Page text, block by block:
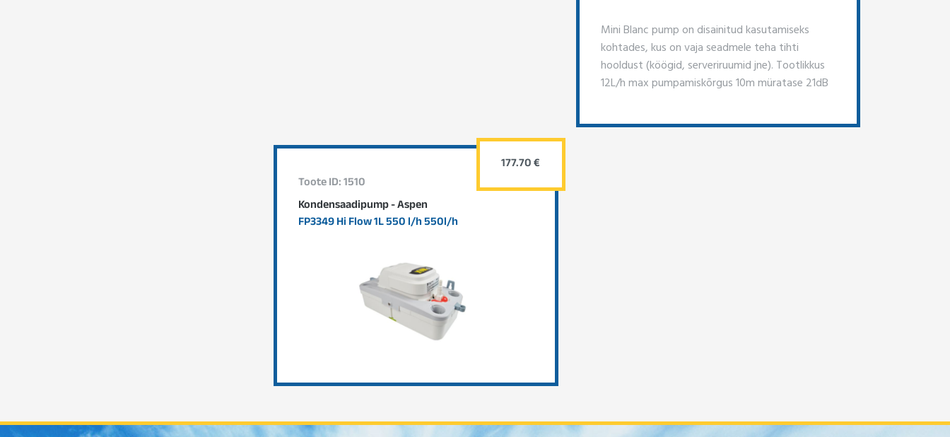
Mini Blanc pump on disainitud kasutamiseks
kohtades, kus on vaja seadmele teha tihti
hooldust (köögid, serveriruumid jne). Tootlikkus
12L/h max pumpamiskõrgus 10m müratase 21dB
Toote ID: 1510
Kondensaadipump - Aspen
FP3349 Hi Flow 1L 550 l/h 550l/h
177.70 €